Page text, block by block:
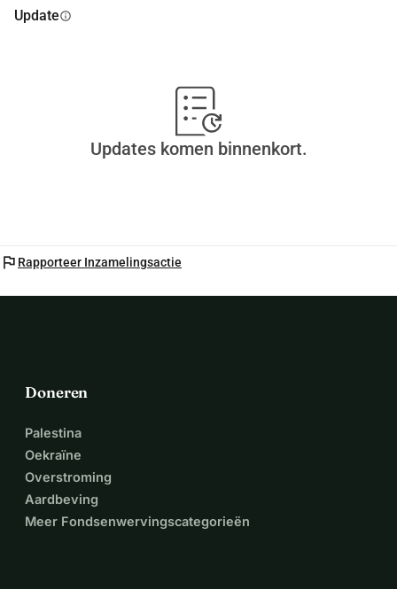
Updateinfo
Updates komen binnenkort.
flag Rapporteer Inzamelingsactie
Doneren
Palestina
Oekraïne
Overstroming
Aardbeving
Meer Fondsenwervingscategorieën